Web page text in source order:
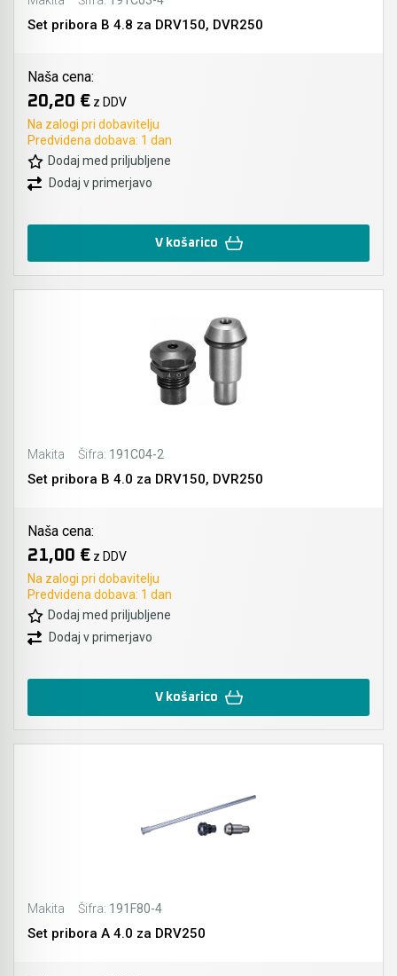
Set pribora B 4.8 za DRV150, DVR250
Naša cena:
20,20 € z DDV
Na zalogi pri dobavitelju
Predvidena dobava: 1 dan
Dodaj med priljubljene
Dodaj v primerjavo
V košarico
Makita Šifra: 191C04-2
Set pribora B 4.0 za DRV150, DVR250
Naša cena:
21,00 € z DDV
Na zalogi pri dobavitelju
Predvidena dobava: 1 dan
Dodaj med priljubljene
Dodaj v primerjavo
V košarico
Makita Šifra: 191F80-4
Set pribora A 4.0 za DRV250